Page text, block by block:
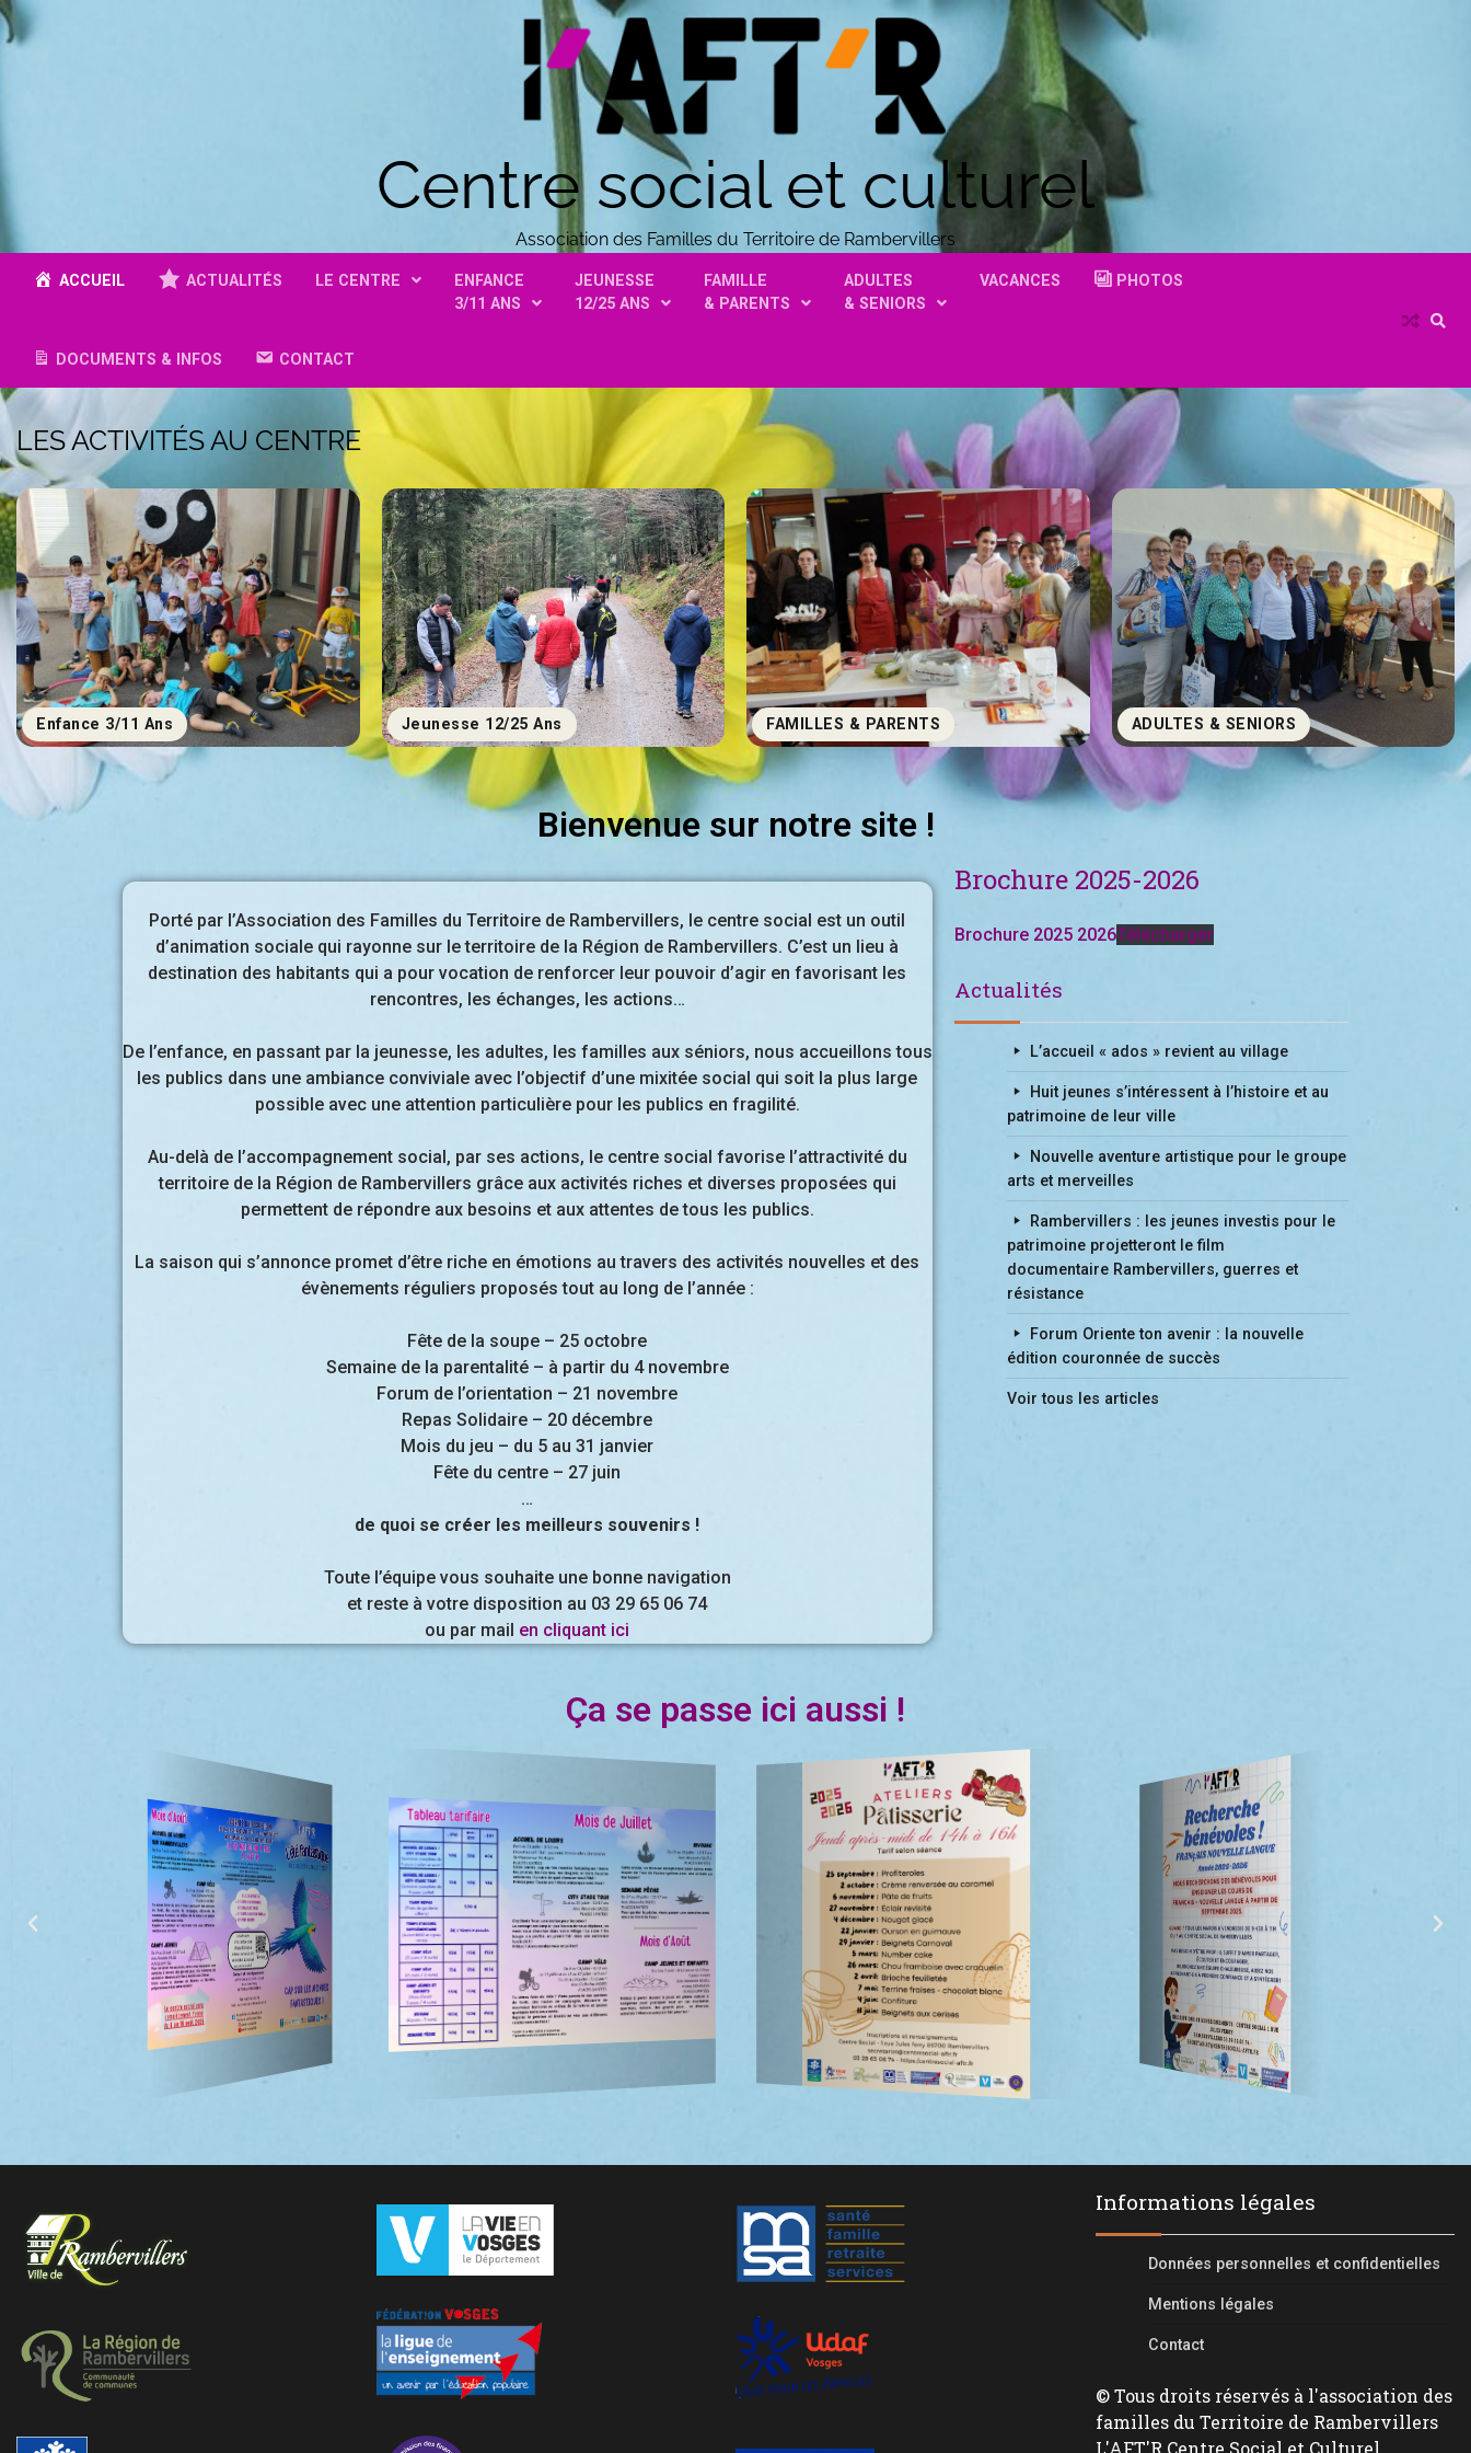
Centre social et culturel
Association des Familles du Territoire de Rambervillers
ACCUEIL ACTUALITÉS LE CENTRE
ENFANCE
3/11 ANS
JEUNESSE
12/25 ANS
FAMILLE
& PARENTS
ADULTES
& SENIORS
VACANCES PHOTOS
DOCUMENTS & INFOS CONTACT
LES ACTIVITÉS AU CENTRE
Enfance 3/11 Ans Jeunesse 12/25 Ans FAMILLES & PARENTS ADULTES & SENIORS
Bienvenue sur notre site !
Porté par l’Association des Familles du Territoire de Rambervillers, le centre social est un outil
d’animation sociale qui rayonne sur le territoire de la Région de Rambervillers. C’est un lieu à
destination des habitants qui a pour vocation de renforcer leur pouvoir d’agir en favorisant les
rencontres, les échanges, les actions…
De l’enfance, en passant par la jeunesse, les adultes, les familles aux séniors, nous accueillons tous
les publics dans une ambiance conviviale avec l’objectif d’une mixitée social qui soit la plus large
possible avec une attention particulière pour les publics en fragilité.
Au-delà de l’accompagnement social, par ses actions, le centre social favorise l’attractivité du
territoire de la Région de Rambervillers grâce aux activités riches et diverses proposées qui
permettent de répondre aux besoins et aux attentes de tous les publics.
La saison qui s’annonce promet d’être riche en émotions au travers des activités nouvelles et des
évènements réguliers proposés tout au long de l’année :
Fête de la soupe – 25 octobre
Semaine de la parentalité – à partir du 4 novembre
Forum de l’orientation – 21 novembre
Repas Solidaire – 20 décembre
Mois du jeu – du 5 au 31 janvier
Fête du centre – 27 juin
…
de quoi se créer les meilleurs souvenirs !
Toute l’équipe vous souhaite une bonne navigation
et reste à votre disposition au 03 29 65 06 74
ou par mail en cliquant ici
Brochure 2025-2026
Brochure 2025 2026Télécharger
Actualités
L’accueil « ados » revient au village
Huit jeunes s’intéressent à l’histoire et au
patrimoine de leur ville
Nouvelle aventure artistique pour le groupe
arts et merveilles
Rambervillers : les jeunes investis pour le
patrimoine projetteront le film
documentaire Rambervillers, guerres et
résistance
Forum Oriente ton avenir : la nouvelle
édition couronnée de succès
Voir tous les articles
Ça se passe ici aussi !
Informations légales
Données personnelles et confidentielles
Mentions légales
Contact
© Tous droits réservés à l'association des
familles du Territoire de Rambervillers
L'AFT'R Centre Social et Culturel